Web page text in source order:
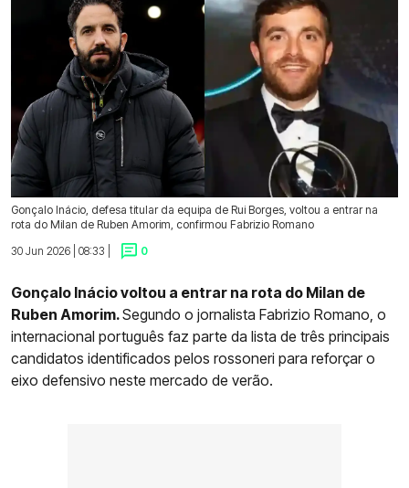
Gonçalo Inácio, defesa titular da equipa de Rui Borges, voltou a entrar na
rota do Milan de Ruben Amorim, confirmou Fabrizio Romano
30 Jun 2026 | 08:33 |
0
Gonçalo Inácio voltou a entrar na rota do Milan de
Ruben Amorim.Segundo o jornalista Fabrizio Romano, o
internacional português faz parte da lista de três principais
candidatos identificados pelos rossoneri para reforçar o
eixo defensivo neste mercado de verão.